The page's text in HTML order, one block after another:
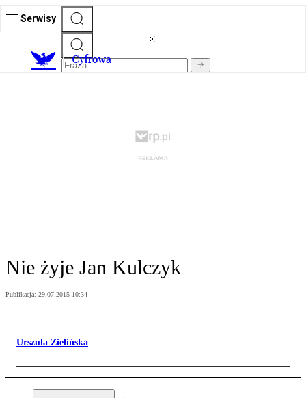
Serwisy
Cyfrowa
Nie żyje Jan Kulczyk
Publikacja: 29.07.2015 10:34
Urszula Zielińska